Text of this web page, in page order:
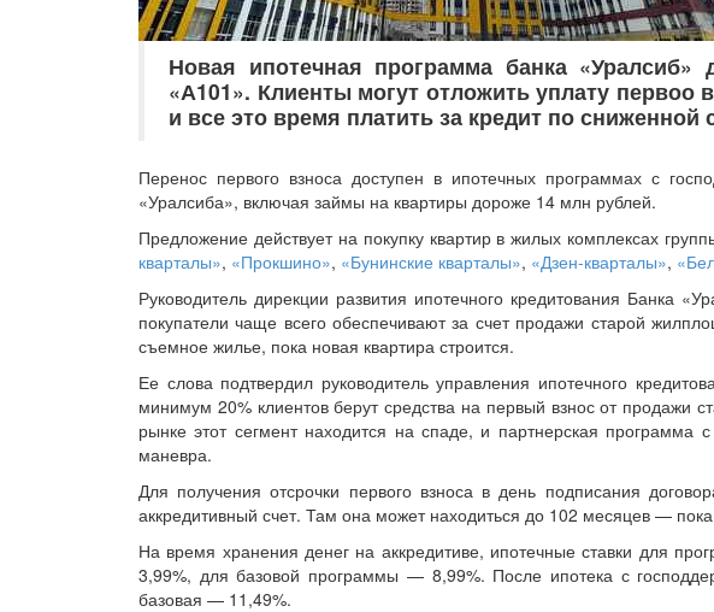
Новая ипотечная программа банка «Уралсиб»
«А101». Клиенты могут отложить уплату первоо
и все это время платить за кредит по сниженной
Перенос первого взноса доступен в ипотечных программах с
«Уралсиба», включая займы на квартиры дороже 14 млн рублей.
Предложение действует на покупку квартир в жилых комплексах
кварталы», «Прокшино», «Бунинские кварталы», «Дзен-кварталы»,
Руководитель дирекции развития ипотечного кредитования Банка
покупатели чаще всего обеспечивают за счет продажи старой
съемное жилье, пока новая квартира строится.
Ее слова подтвердил руководитель управления ипотечного
минимум 20% клиентов берут средства на первый взнос от продажи
рынке этот сегмент находится на спаде, и партнерская программа
маневра.
Для получения отсрочки первого взноса в день подписания
аккредитивный счет. Там она может находиться до 102 месяцев —
На время хранения денег на аккредитиве, ипотечные ставки для
3,99%, для базовой программы — 8,99%. После ипотека с
базовая — 11,49%.